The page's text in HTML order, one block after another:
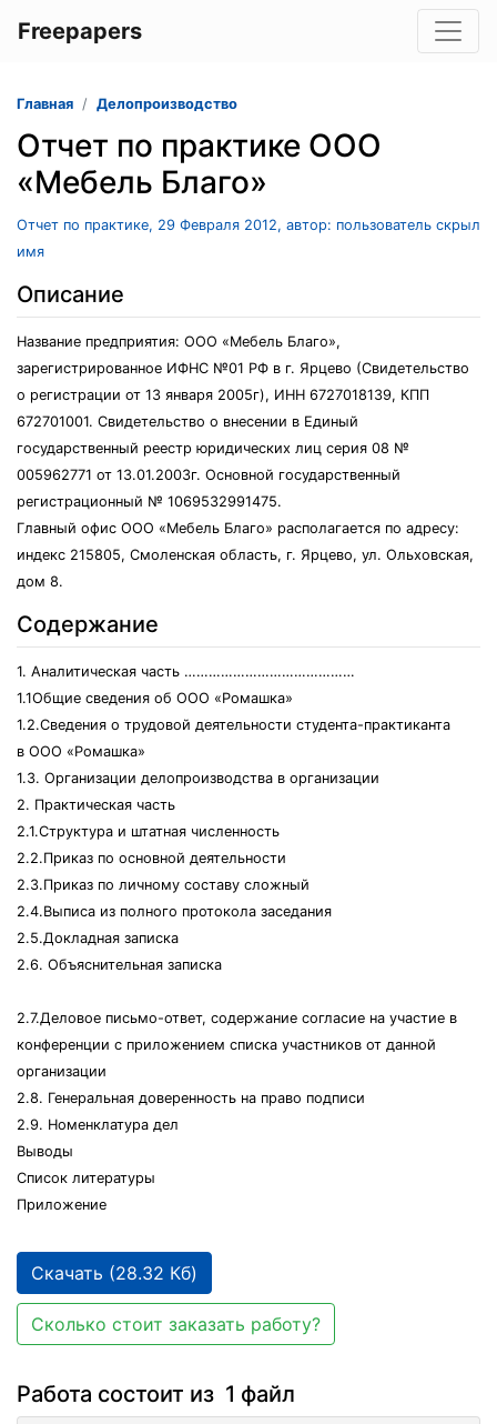
Freepapers
Главная Делопроизводство
Отчет по практике ООО
«Мебель Благо»
Отчет по практике, 29 Февраля 2012, автор: пользователь скрыл
имя
Описание
Название предприятия: ООО «Мебель Благо»,
зарегистрированное ИФНС №01 РФ в г. Ярцево (Свидетельство
о регистрации от 13 января 2005г), ИНН 6727018139, КПП
672701001. Свидетельство о внесении в Единый
государственный реестр юридических лиц серия 08 №
005962771 от 13.01.2003г. Основной государственный
регистрационный № 1069532991475.
Главный офис ООО «Мебель Благо» располагается по адресу:
индекс 215805, Смоленская область, г. Ярцево, ул. Ольховская,
дом 8.
Содержание
1. Аналитическая часть ……………………………………
1.1Общие сведения об ООО «Ромашка»
1.2.Сведения о трудовой деятельности студента-практиканта
в ООО «Ромашка»
1.3. Организации делопроизводства в организации
2. Практическая часть
2.1.Структура и штатная численность
2.2.Приказ по основной деятельности
2.3.Приказ по личному составу сложный
2.4.Выписа из полного протокола заседания
2.5.Докладная записка
2.6. Объяснительная записка
2.7.Деловое письмо-ответ, содержание согласие на участие в
конференции с приложением списка участников от данной
организации
2.8. Генеральная доверенность на право подписи
2.9. Номенклатура дел
Выводы
Список литературы
Приложение
Скачать (28.32 Кб)
Сколько стоит заказать работу?
Работа состоит из 1 файл